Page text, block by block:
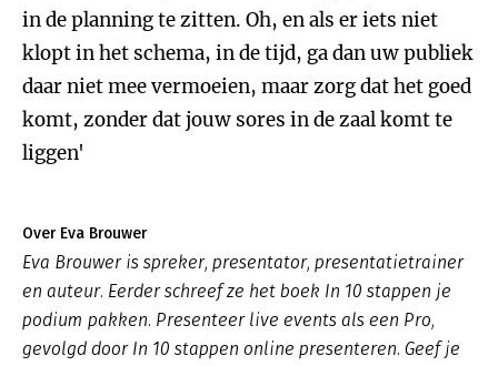
in de planning te zitten. Oh, en als er iets niet
klopt in het schema, in de tijd, ga dan uw publiek
daar niet mee vermoeien, maar zorg dat het goed
komt, zonder dat jouw sores in de zaal komt te
liggen'
Over Eva Brouwer
Eva Brouwer is spreker, presentator, presentatietrainer
en auteur. Eerder schreef ze het boek In 10 stappen je
podium pakken. Presenteer live events als een Pro,
gevolgd door In 10 stappen online presenteren. Geef je